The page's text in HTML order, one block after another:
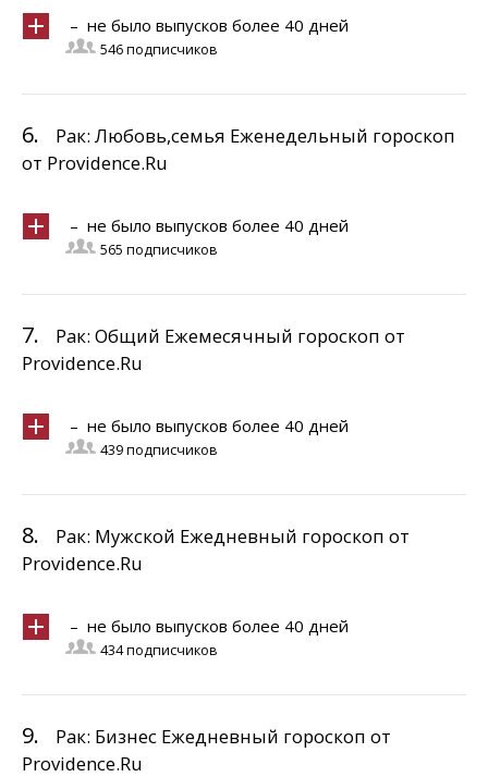
– не было выпусков более 40 дней
546 подписчиков
6.
Рак: Любовь,семья Еженедельный гороскоп
от Providence.Ru
– не было выпусков более 40 дней
565 подписчиков
7.
Рак: Общий Ежемесячный гороскоп от
Providence.Ru
– не было выпусков более 40 дней
439 подписчиков
8.
Рак: Мужской Ежедневный гороскоп от
Providence.Ru
– не было выпусков более 40 дней
434 подписчиков
9.
Рак: Бизнес Ежедневный гороскоп от
Providence.Ru